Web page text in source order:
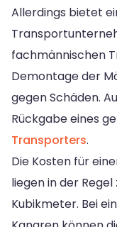
Allerdings bietet
fachmännischen
Demontage der
gegen Schäden.
Rückgabe eines
Transporters.
Die Kosten für
liegen in der Regel
Kubikmeter. Bei